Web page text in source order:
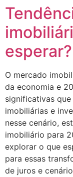
esperar?
O mercado
da economia e
significativas
imobiliárias e
nesse cenário,
imobiliário para
explorar o que
para essas
de juros e